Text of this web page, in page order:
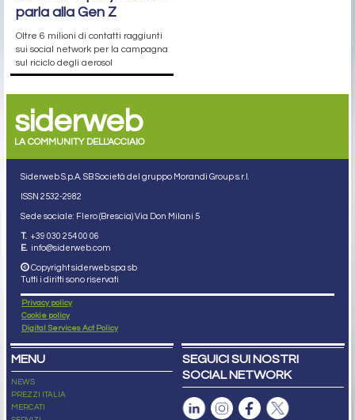
parla alla Gen Z
Oltre 6 milioni di contatti raggiunti
sui social network per la campagna
sul riciclo degli aerosol
siderweb
LA COMMUNITY DELL'ACCIAIO
Siderweb S.p.A. SB Società del gruppo Morandi Group s.r.l.
ISSN 2532-2982
Sede sociale: Flero (Brescia) Via Don Milani 5
T. +39 030 254 00 06
E. info@siderweb.com
Copyright siderweb spa sb
Tutti i diritti sono riservati
Privacy policy
Cookie policy
Digital Services Act Policy
MENU
NEWS
PREZZI ITALIA
MERCATI
SEGUICI SUI NOSTRI
SOCIAL NETWORK